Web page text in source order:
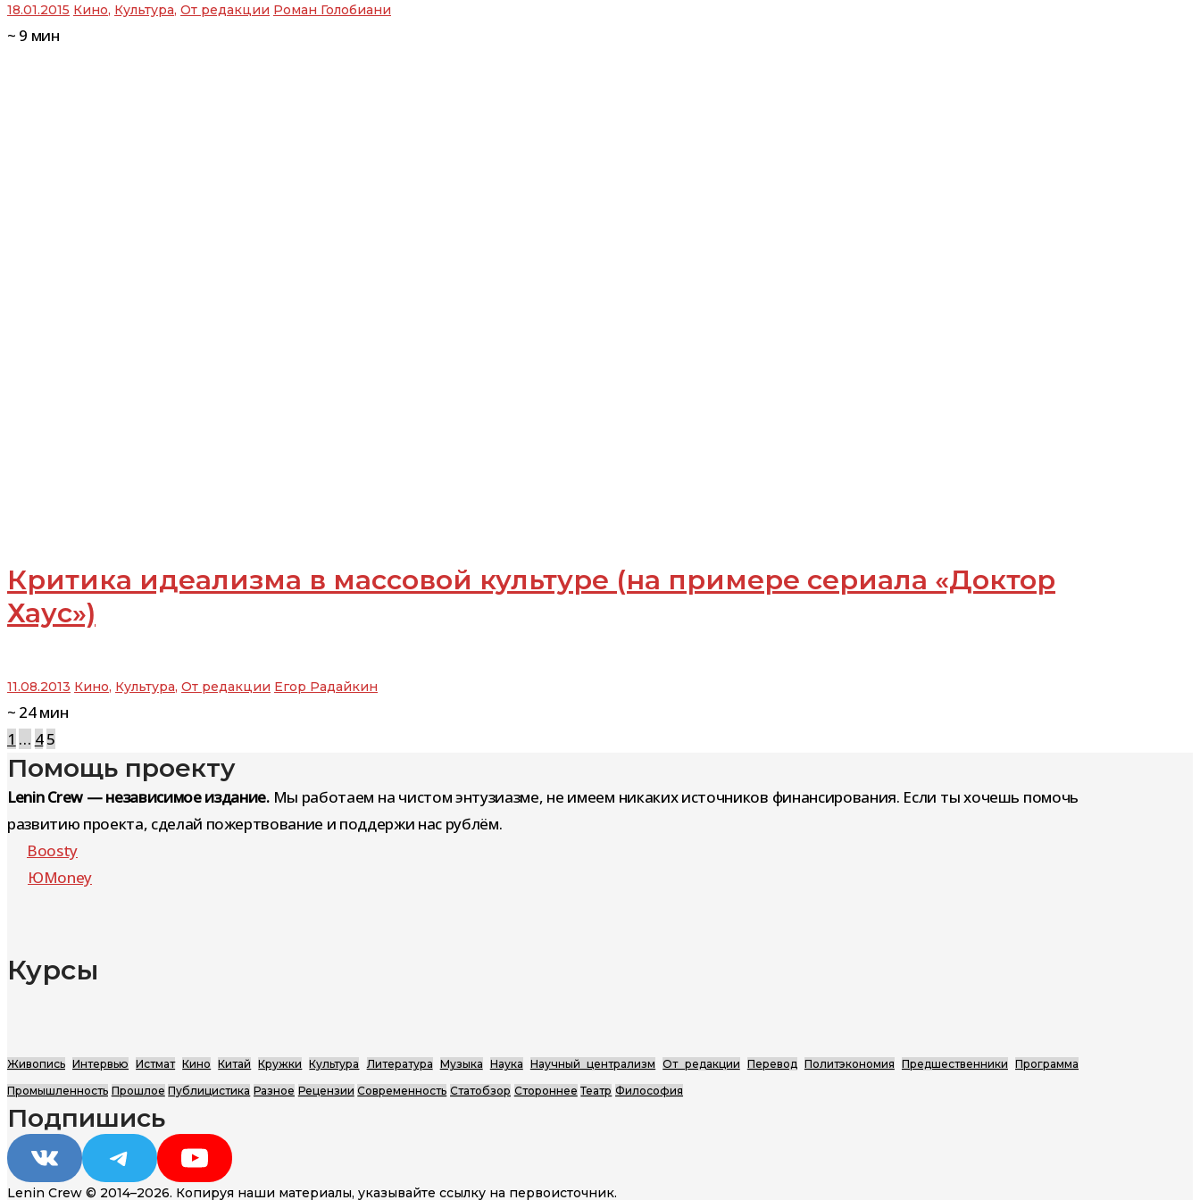
18.01.2015 Кино, Культура, От редакции Роман Голобиани
~ 9 мин
Критика идеализма в массовой культуре (на примере сериала «Доктор
Хаус»)
11.08.2013 Кино, Культура, От редакции Егор Радайкин
~ 24мин
Навигация
по
записям
1 … 4 5
Помощь проекту
Lenin Crew — независимое издание.Мы работаем на чистом энтузиазме, не имеем никаких источников финансирования. Если ты хочешь помочь
развитию проекта, сделай пожертвование и поддержи нас рублём.
Boosty
ЮMoney
Курсы
Живопись Интервью Истмат Кино Китай Кружки Культура Литература Музыка Наука Научный централизм От редакции Перевод Политэкономия Предшественники
Программа
Промышленность Прошлое Публицистика Разное Рецензии Современность Статобзор Стороннее Театр Философия
Подпишись
VK TelegramYouTube
Lenin Crew © 2014–2026. Копируя наши материалы, указывайте ссылку на первоисточник.